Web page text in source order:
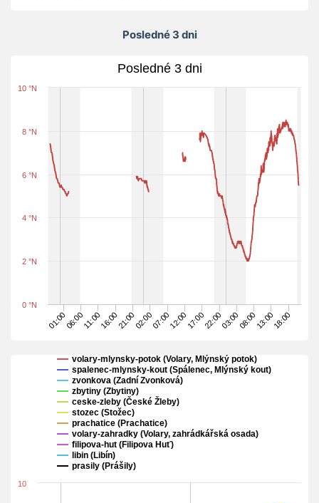
Posledné 3 dni
Posledné 3 dni
16:00 12:00 08:00
01:0006:0011:00 21:0002:0007:00 17:0022:0003:00 13:0018:00
0 °N
2 °N
4 °N
6 °N
8 °N
10 °N
volary-mlynsky-potok (Volary, Mlýnský potok)
spalenec-mlynsky-kout (Spálenec, Mlýnský kout)
zvonkova (Zadní Zvonková)
zbytiny (Zbytiny)
ceske-zleby (České Žleby)
stozec (Stožec)
prachatice (Prachatice)
volary-zahradky (Volary, zahrádkářská osada)
filipova-hut (Filipova Huť)
libin (Libín)
prasily (Prášily)
10